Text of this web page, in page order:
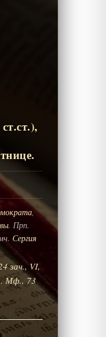
,
. Прп.
Сергия
зач., VI,
Мф., 73